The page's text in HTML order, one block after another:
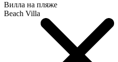
Вилла на пляже
Beach Villa